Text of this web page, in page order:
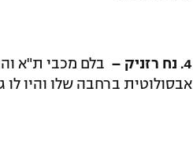
4. נח רזניק – בלם מכבי ת"א
אבסולוטית ברחבה שלו והיו